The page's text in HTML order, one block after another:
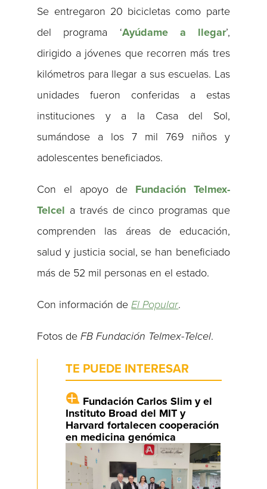
Se entregaron 20 bicicletas como parte
del programa ‘Ayúdame a llegar’,
dirigido a jóvenes que recorren más tres
kilómetros para llegar a sus escuelas. Las
unidades fueron conferidas a estas
instituciones y a la Casa del Sol,
sumándose a los 7 mil 769 niños y
adolescentes beneficiados.
Con el apoyo de Fundación Telmex-
Telcel a través de cinco programas que
comprenden las áreas de educación,
salud y justicia social, se han beneficiado
más de 52 mil personas en el estado.
Con información deEl Popular.
Fotos deFB Fundación Telmex-Telcel.
TE PUEDE INTERESAR
Fundación Carlos Slim y el
Instituto Broad del MIT y
Harvard fortalecen cooperación
en medicina genómica